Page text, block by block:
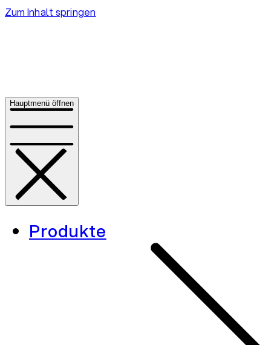
Zum Inhalt springen
Hauptmenü öffnen
Produkte